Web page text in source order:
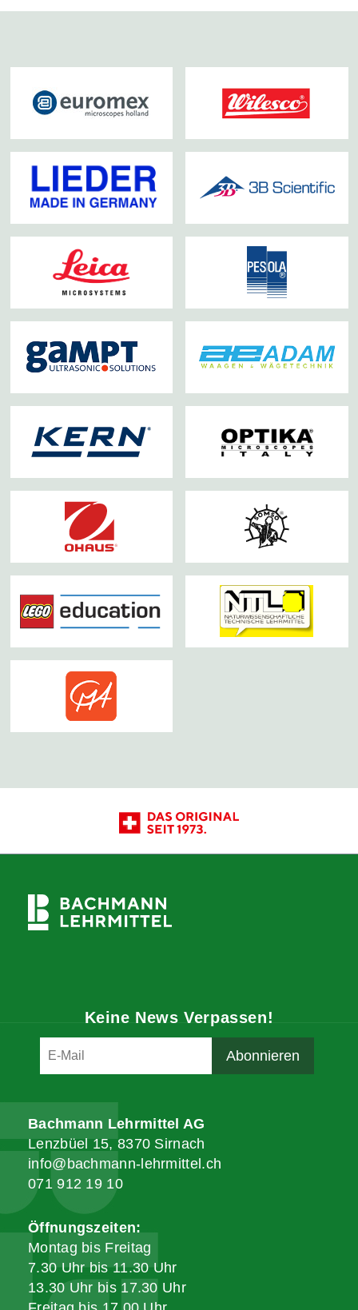
Keine News Verpassen!
Bachmann Lehrmittel AG
Lenzbüel 15, 8370 Sirnach
info@bachmann-lehrmittel.ch
071 912 19 10
Öffnungszeiten:
Montag bis Freitag
7.30 Uhr bis 11.30 Uhr
13.30 Uhr bis 17.30 Uhr